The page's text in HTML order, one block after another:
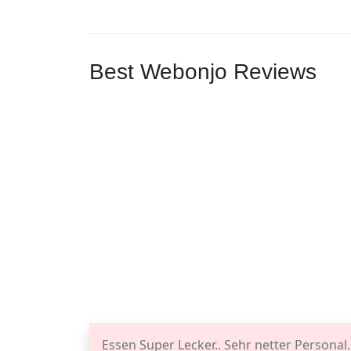
Best Webonjo Reviews
Essen Super Lecker.. Sehr netter